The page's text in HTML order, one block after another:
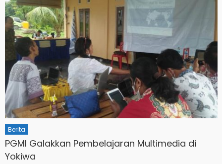
Berita
PGMI Galakkan Pembelajaran Multimedia di
Yokiwa